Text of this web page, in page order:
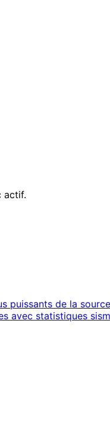
actif.
puissants de la source
avec statistiques